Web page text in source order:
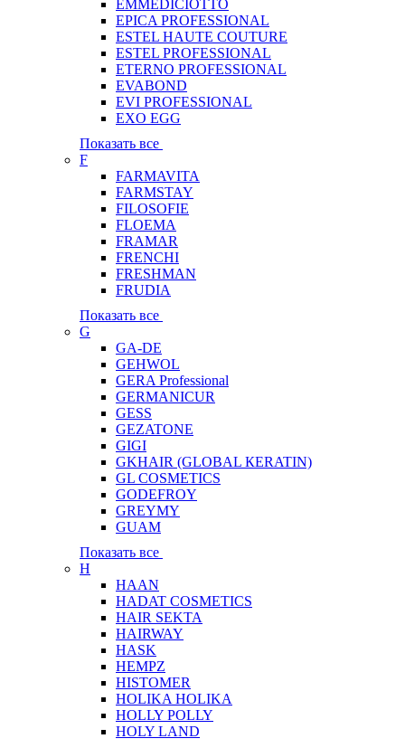
EMMEDICIOTTO
EPICA PROFESSIONAL
ESTEL HAUTE COUTURE
ESTEL PROFESSIONAL
ETERNO PROFESSIONAL
EVABOND
EVI PROFESSIONAL
EXO EGG
Показать все
F
FARMAVITA
FARMSTAY
FILOSOFIE
FLOEMA
FRAMAR
FRENCHI
FRESHMAN
FRUDIA
Показать все
G
GA-DE
GEHWOL
GERA Professional
GERMANICUR
GESS
GEZATONE
GIGI
GKHAIR (GLOBAL КЕRATIN)
GL COSMETICS
GODEFROY
GREYMY
GUAM
Показать все
H
HAAN
HADAT COSMETICS
HAIR SEKTA
HAIRWAY
HASK
HEMPZ
HISTOMER
HOLIKA HOLIKA
HOLLY POLLY
HOLY LAND